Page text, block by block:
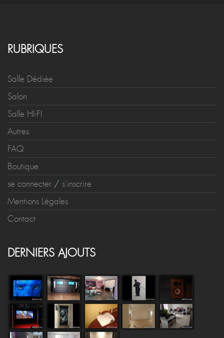
RUBRIQUES
Salle Dédiée
Salon
Salle HI-FI
Autres
FAQ
Boutique
se connecter / s'inscrire
Mentions Légales
Contact
DERNIERS AJOUTS